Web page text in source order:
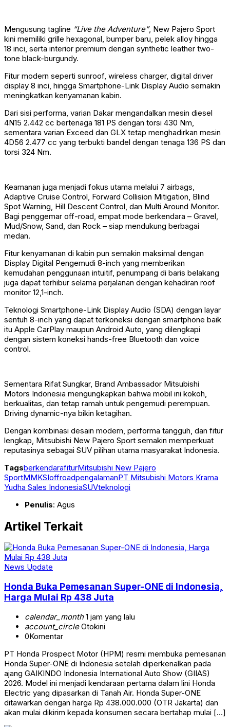
Mengusung tagline “Live the Adventure”, New Pajero Sport
kini memiliki grille hexagonal, bumper baru, pelek alloy hingga
18 inci, serta interior premium dengan synthetic leather two-
tone black-burgundy.
Fitur modern seperti sunroof, wireless charger, digital driver
display 8 inci, hingga Smartphone-Link Display Audio semakin
meningkatkan kenyamanan kabin.
Dari sisi performa, varian Dakar mengandalkan mesin diesel
4N15 2.442 cc bertenaga 181 PS dengan torsi 430 Nm,
sementara varian Exceed dan GLX tetap menghadirkan mesin
4D56 2.477 cc yang terbukti bandel dengan tenaga 136 PS dan
torsi 324 Nm.
Keamanan juga menjadi fokus utama melalui 7 airbags,
Adaptive Cruise Control, Forward Collision Mitigation, Blind
Spot Warning, Hill Descent Control, dan Multi Around Monitor.
Bagi penggemar off-road, empat mode berkendara – Gravel,
Mud/Snow, Sand, dan Rock – siap mendukung berbagai
medan.
Fitur kenyamanan di kabin pun semakin maksimal dengan
Display Digital Pengemudi 8-inch yang memberikan
kemudahan penggunaan intuitif, penumpang di baris belakang
juga dapat terhibur selama perjalanan dengan kehadiran roof
monitor 12,1-inch.
Teknologi Smartphone-Link Display Audio (SDA) dengan layar
sentuh 8-inch yang dapat terkoneksi dengan smartphone baik
itu Apple CarPlay maupun Android Auto, yang dilengkapi
dengan sistem koneksi hands-free Bluetooth dan voice
control.
Sementara Rifat Sungkar, Brand Ambassador Mitsubishi
Motors Indonesia mengungkapkan bahwa mobil ini kokoh,
berkualitas, dan tetap ramah untuk pengemudi perempuan.
Driving dynamic-nya bikin ketagihan.
Dengan kombinasi desain modern, performa tangguh, dan fitur
lengkap, Mitsubishi New Pajero Sport semakin memperkuat
reputasinya sebagai SUV pilihan utama masyarakat Indonesia.
TagsberkendarafiturMitsubishi New Pajero
SportMMKSIoffroadpengalamanPT Mitsubishi Motors Krama
Yudha Sales IndonesiaSUVteknologi
Penulis: Agus
Artikel Terkait
News Update
Honda Buka Pemesanan Super-ONE di Indonesia,
Harga Mulai Rp 438 Juta
calendar_month1 jam yang lalu
account_circleOtokini
0Komentar
PT Honda Prospect Motor (HPM) resmi membuka pemesanan
Honda Super-ONE di Indonesia setelah diperkenalkan pada
ajang GAIKINDO Indonesia International Auto Show (GIIAS)
2026. Model ini menjadi kendaraan pertama dalam lini Honda
Electric yang dipasarkan di Tanah Air. Honda Super-ONE
ditawarkan dengan harga Rp 438.000.000 (OTR Jakarta) dan
akan mulai dikirim kepada konsumen secara bertahap mulai […]